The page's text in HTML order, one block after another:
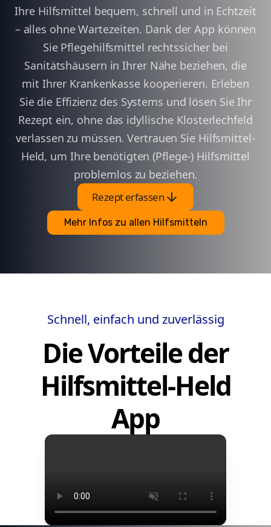
Ihre Hilfsmittel bequem, schnell und in Echtzeit
– alles ohne Wartezeiten. Dank der App können
Sie Pflegehilfsmittel rechtssicher bei
Sanitätshäusern in Ihrer Nähe beziehen, die
mit Ihrer Krankenkasse kooperieren. Erleben
Sie die Effizienz des Systems und lösen Sie Ihr
Rezept ein, ohne das idyllische Klosterlechfeld
verlassen zu müssen. Vertrauen Sie Hilfsmittel-
Held, um Ihre benötigten (Pflege-) Hilfsmittel
problemlos zu beziehen.
Rezept erfassenarrow_downward
Mehr Infos zu allen Hilfsmitteln
Schnell, einfach und zuverlässig
Die Vorteile der
Hilfsmittel-Held
App